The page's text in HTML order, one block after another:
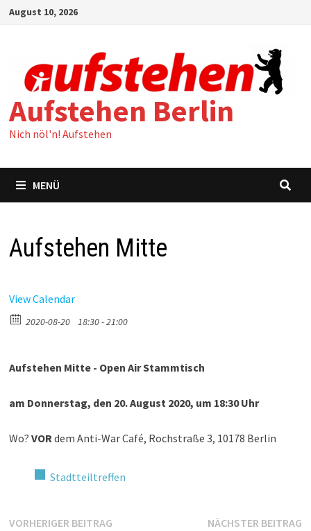
ZumAugust 10, 2026
Aufstehen Berlin
Nich nöl'n! Aufstehen
MENÜ
Aufstehen Mitte
View Calendar
2020-08-20 18:30 - 21:00
Aufstehen Mitte - Open Air Stammtisch
am Donnerstag, den 20. August 2020, um 18:30 Uhr
Wo? VOR dem Anti-War Café, Rochstraße 3, 10178 Berlin
Stadtteiltreffen
Beitragsnavigation
VORHERIGER BEITRAGVorheriger
NÄCHSTER BEITRAG